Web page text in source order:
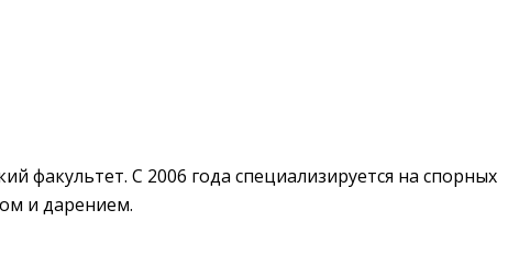
факультет. С 2006 года специализируется на спорных
и дарением.